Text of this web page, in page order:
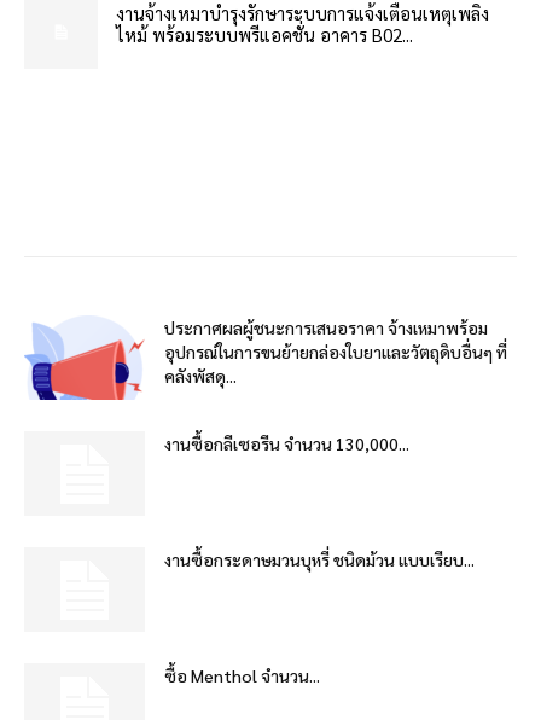
งานจ้างเหมาบำรุงรักษาระบบการแจ้งเตือนเหตุเพลิง
ไหม้ พร้อมระบบพรีแอคชั่น อาคาร B02...
ประกาศผลผู้ชนะการเสนอราคา จ้างเหมาพร้อม
อุปกรณ์ในการขนย้ายกล่องใบยาและวัตถุดิบอื่นๆ ที่
คลังพัสดุ...
งานซื้อกลีเซอรีน จำนวน 130,000...
งานซื้อกระดาษมวนบุหรี่ ชนิดม้วน แบบเรียบ...
ซื้อ Menthol จำนวน...